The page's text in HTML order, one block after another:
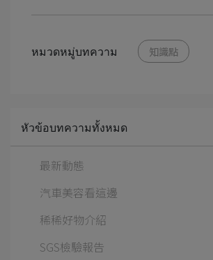
หมวดหมู่บทความ 知識點
หัวข้อบทความทั้งหมด
最新動態
汽車美容看這邊
稀稀好物介紹
SGS檢驗報告